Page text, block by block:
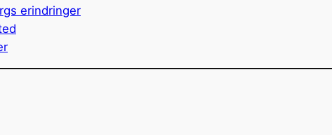
erindringer